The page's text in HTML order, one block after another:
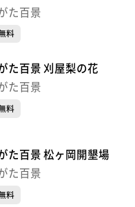
た百景
料
た百景 刈屋梨の花
た百景
料
た百景 松ヶ岡開墾場
た百景
料